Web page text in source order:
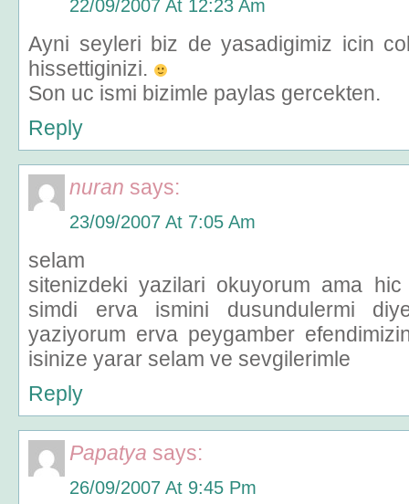
22/09/2007 At 12:23 Am
Ayni seyleri biz de yasadigimiz icin
hissettiginizi.
Son uc ismi bizimle paylas gercekten.
Reply
nuran says:
23/09/2007 At 7:05 Am
selam
sitenizdeki yazilari okuyorum ama
simdi erva ismini dusundulermi
yaziyorum erva peygamber
isinize yarar selam ve sevgilerimle
Reply
Papatya says:
26/09/2007 At 9:45 Pm